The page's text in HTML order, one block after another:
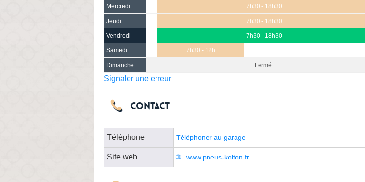
Mercredi 7h30 - 18h30
Jeudi 7h30 - 18h30
Vendredi 7h30 - 18h30
Samedi 7h30 - 12h
Dimanche Fermé
Signaler une erreur
Contact
Téléphone Téléphoner au garage
Site web www.pneus-kolton.fr